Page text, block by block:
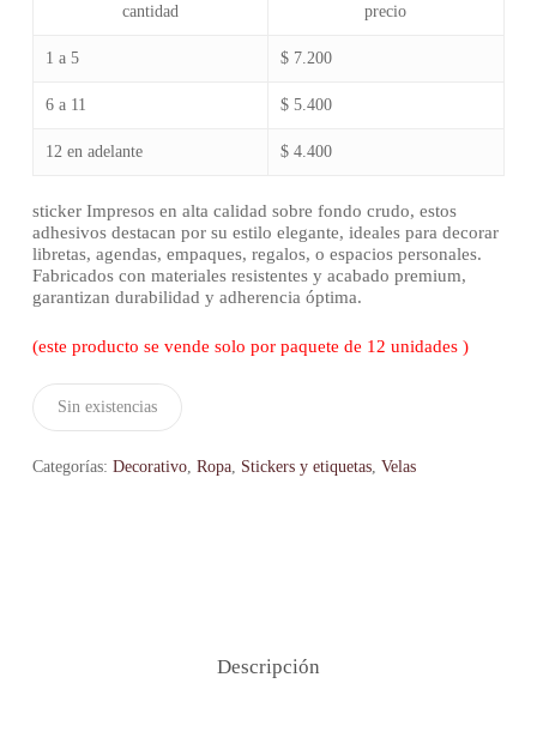
cantidad precio
1 a 5 $ 7.200
6 a 11 $ 5.400
12 en adelante $ 4.400
sticker Impresos en alta calidad sobre fondo crudo, estos
adhesivos destacan por su estilo elegante, ideales para decorar
libretas, agendas, empaques, regalos, o espacios personales.
Fabricados con materiales resistentes y acabado premium,
garantizan durabilidad y adherencia óptima.
(este producto se vende solo por paquete de 12 unidades )
Sin existencias
Categorías: Decorativo, Ropa, Stickers y etiquetas, Velas
Descripción